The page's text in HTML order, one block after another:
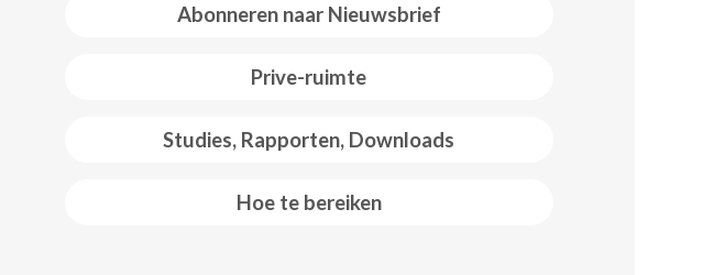
Abonneren naar Nieuwsbrief
Prive-ruimte
Studies, Rapporten, Downloads
Hoe te bereiken